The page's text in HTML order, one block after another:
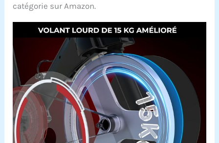
catégorie sur Amazon.